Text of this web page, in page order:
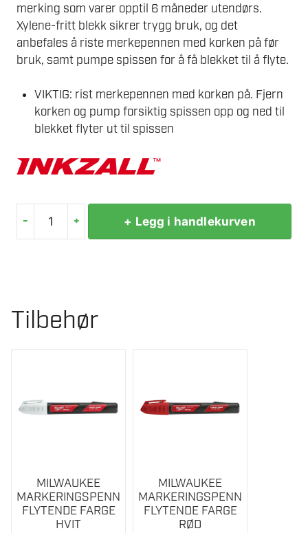
merking som varer opptil 6 måneder utendørs.
Xylene-fritt blekk sikrer trygg bruk, og det
anbefales å riste merkepennen med korken på før
bruk, samt pumpe spissen for å få blekket til å flyte.
VIKTIG: rist merkepennen med korken på. Fjern
korken og pump forsiktig spissen opp og ned til
blekket flyter ut til spissen
-
MILWAUKEE
antall
+ + Legg i handlekurven
Tilbehør
MILWAUKEE
MARKERINGSPENN
FLYTENDE FARGE
HVIT
MILWAUKEE
MARKERINGSPENN
FLYTENDE FARGE
RØD